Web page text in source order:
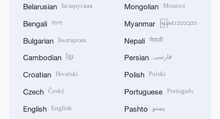
Belarusian Беларуская
Bengali বাংলা
Bulgarian Български
Cambodian ខ្មែរ
Croatian Hrvatski
Czech Český
English English
Mongolian Монгол
Myanmar မြန်မာဘာသာ
Nepali नेपाली
Persian فارسی
Polish Polski
Portuguese Português
Pashto پښتو